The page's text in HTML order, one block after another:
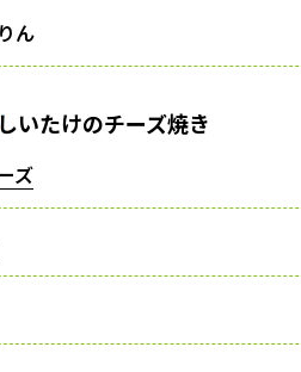
ん
しいたけのチーズ焼き
ズ